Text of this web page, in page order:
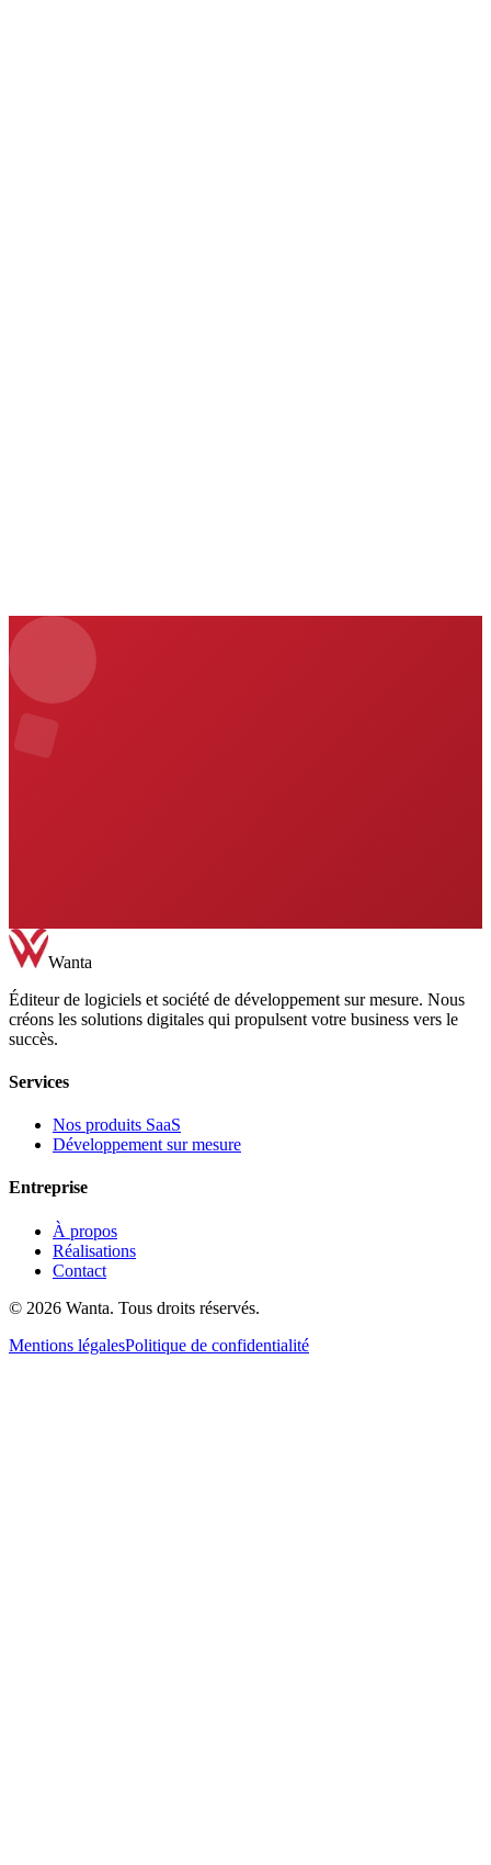
Nous contacter
Wanta
Éditeur de logiciels et société de développement sur mesure. Nous
créons les solutions digitales qui propulsent votre business vers le
succès.
Services
Nos produits SaaS
Développement sur mesure
Entreprise
À propos
Réalisations
Contact
© 2026 Wanta. Tous droits réservés.
Mentions légalesPolitique de confidentialité